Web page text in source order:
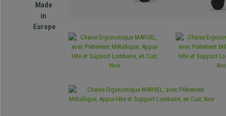
Made
in
Europe